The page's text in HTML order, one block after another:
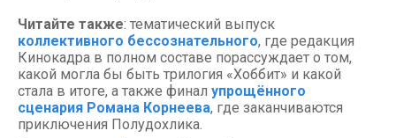
Читайте также: тематический выпуск
коллективного бессознательного, где редакция
Кинокадра в полном составе порассуждает о том,
какой могла бы быть трилогия «Хоббит» и какой
стала в итоге, а также финал упрощённого
сценария Романа Корнеева, где заканчиваются
приключения Полудохлика.